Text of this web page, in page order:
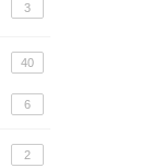
3
40
6
2